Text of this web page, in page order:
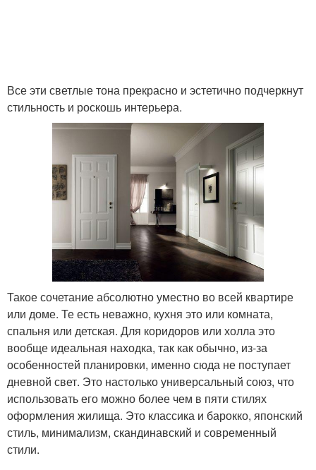
Все эти светлые тона прекрасно и эстетично подчеркнут
стильность и роскошь интерьера.
Такое сочетание абсолютно уместно во всей квартире
или доме. Те есть неважно, кухня это или комната,
спальня или детская. Для коридоров или холла это
вообще идеальная находка, так как обычно, из-за
особенностей планировки, именно сюда не поступает
дневной свет. Это настолько универсальный союз, что
использовать его можно более чем в пяти стилях
оформления жилища. Это классика и барокко, японский
стиль, минимализм, скандинавский и современный
стили.